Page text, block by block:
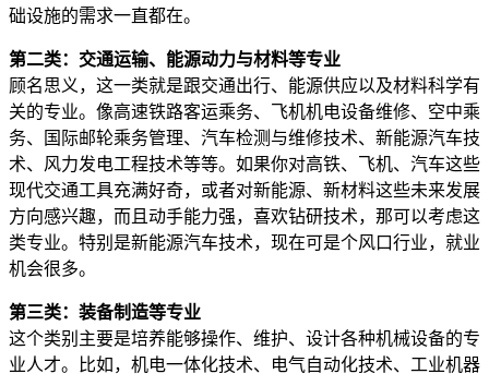
础设施的需求一直都在。
第二类：交通运输、能源动力与材料等专业
顾名思义，这一类就是跟交通出行、能源供应以及材料科学有
关的专业。像高速铁路客运乘务、飞机机电设备维修、空中乘
务、国际邮轮乘务管理、汽车检测与维修技术、新能源汽车技
术、风力发电工程技术等等。如果你对高铁、飞机、汽车这些
现代交通工具充满好奇，或者对新能源、新材料这些未来发展
方向感兴趣，而且动手能力强，喜欢钻研技术，那可以考虑这
类专业。特别是新能源汽车技术，现在可是个风口行业，就业
机会很多。
第三类：装备制造等专业
这个类别主要是培养能够操作、维护、设计各种机械设备的专
业人才。比如，机电一体化技术、电气自动化技术、工业机器